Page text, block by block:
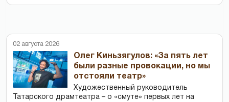
02 августа 2026
Олег Киньзягулов: «За пять лет
были разные провокации, но мы
отстояли театр»
Художественный руководитель
Татарского драмтеатра – о «смуте» первых лет на